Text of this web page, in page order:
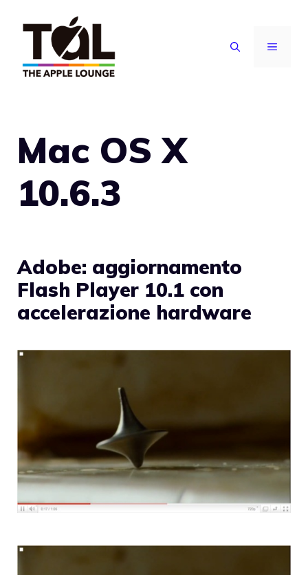
contenuto
MENU
Mac OS X
10.6.3
Adobe: aggiornamento
Flash Player 10.1 con
accelerazione hardware